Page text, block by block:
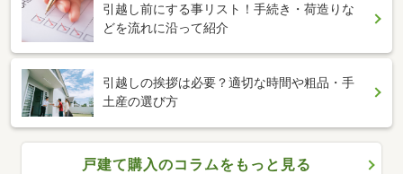
引越し前にする事リスト！手続き・荷造りな
どを流れに沿って紹介
引越しの挨拶は必要？適切な時間や粗品・手
土産の選び方
戸建て購入のコラムをもっと見る